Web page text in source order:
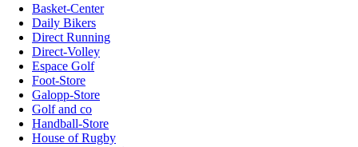
Basket-Center
Daily Bikers
Direct Running
Direct-Volley
Espace Golf
Foot-Store
Galopp-Store
Golf and co
Handball-Store
House of Rugby